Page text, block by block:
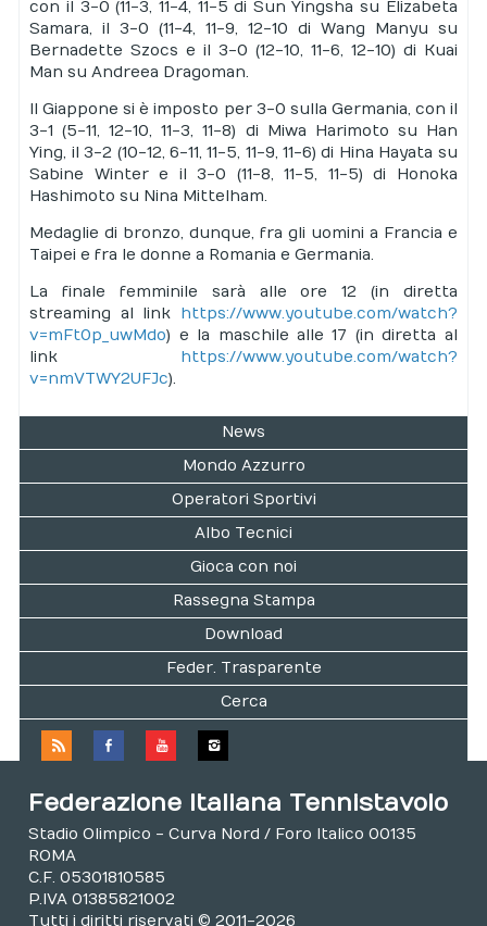
con il 3-0 (11-3, 11-4, 11-5 di Sun Yingsha su Elizabeta
Samara, il 3-0 (11-4, 11-9, 12-10 di Wang Manyu su
Bernadette Szocs e il 3-0 (12-10, 11-6, 12-10) di Kuai
Man su Andreea Dragoman.
Il Giappone si è imposto per 3-0 sulla Germania, con il
3-1 (5-11, 12-10, 11-3, 11-8) di Miwa Harimoto su Han
Ying, il 3-2 (10-12, 6-11, 11-5, 11-9, 11-6) di Hina Hayata su
Sabine Winter e il 3-0 (11-8, 11-5, 11-5) di Honoka
Hashimoto su Nina Mittelham.
Medaglie di bronzo, dunque, fra gli uomini a Francia e
Taipei e fra le donne a Romania e Germania.
La finale femminile sarà alle ore 12 (in diretta
streaming al link https://www.youtube.com/watch?
v=mFt0p_uwMdo) e la maschile alle 17 (in diretta al
link https://www.youtube.com/watch?
v=nmVTWY2UFJc).
News
Mondo Azzurro
Operatori Sportivi
Albo Tecnici
Gioca con noi
Rassegna Stampa
Download
Feder. Trasparente
Cerca
Federazione Italiana Tennistavolo
Stadio Olimpico - Curva Nord / Foro Italico 00135
ROMA
C.F. 05301810585
P.IVA 01385821002
Tutti i diritti riservati © 2011-2026